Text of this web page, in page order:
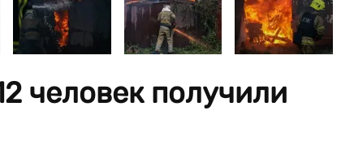
человек получили